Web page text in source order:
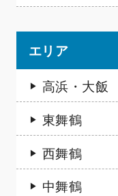
エリア
高浜・大飯
東舞鶴
西舞鶴
中舞鶴